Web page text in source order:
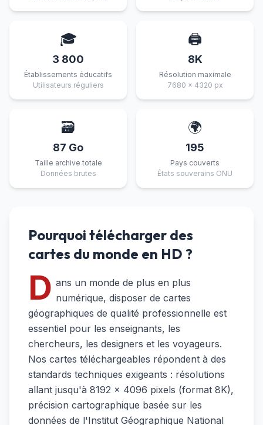
🎓
3 800
Établissements éducatifs
Utilisateurs réguliers
🖨️
8K
Résolution maximale
7680 × 4320 px
🗃️
87 Go
Taille archive totale
Données brutes
🌍
195
Pays couverts
États souverains ONU
Pourquoi télécharger des
cartes du monde en HD ?
D ans un monde de plus en plus
numérique, disposer de cartes
géographiques de qualité professionnelle est
essentiel pour les enseignants, les
chercheurs, les designers et les voyageurs.
Nos cartes téléchargeables répondent à des
standards techniques exigeants : résolutions
allant jusqu'à 8192 × 4096 pixels (format 8K),
précision cartographique basée sur les
données de l'Institut Géographique National